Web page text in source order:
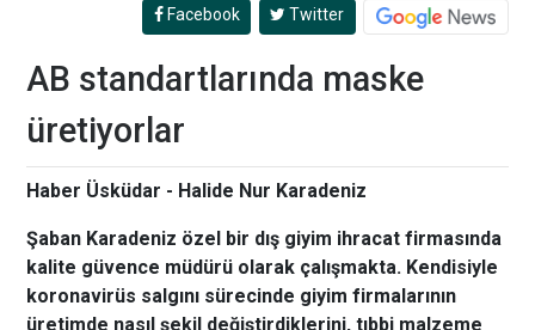
Facebook Twitter
AB standartlarında maske
üretiyorlar
Haber Üsküdar - Halide Nur Karadeniz
Şaban Karadeniz özel bir dış giyim ihracat firmasında
kalite güvence müdürü olarak çalışmakta. Kendisiyle
koronavirüs salgını sürecinde giyim firmalarının
üretimde nasıl şekil değiştirdiklerini, tıbbi malzeme